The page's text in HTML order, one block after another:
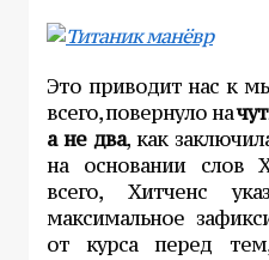
Это приводит нас к
всего, повернуло на
а не два, как
на основании слов
всего, Хитченс
максимальное
от курса перед